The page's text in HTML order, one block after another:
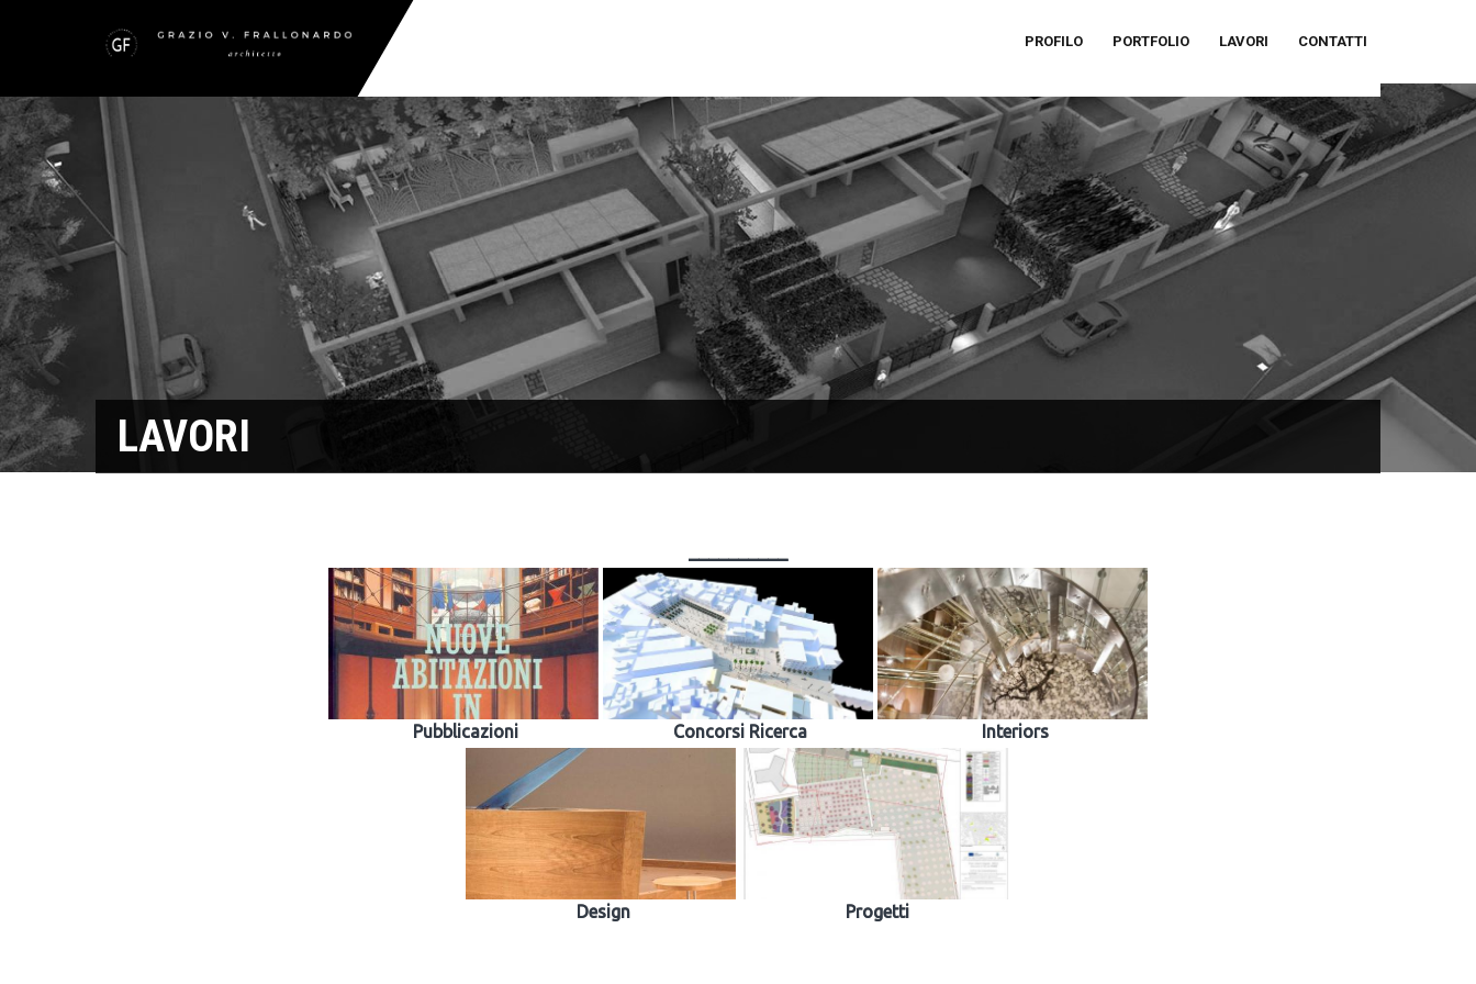
PROFILO PORTFOLIO LAVORI CONTATTI
LAVORI
Pubblicazioni Concorsi Ricerca Interiors
Design Progetti